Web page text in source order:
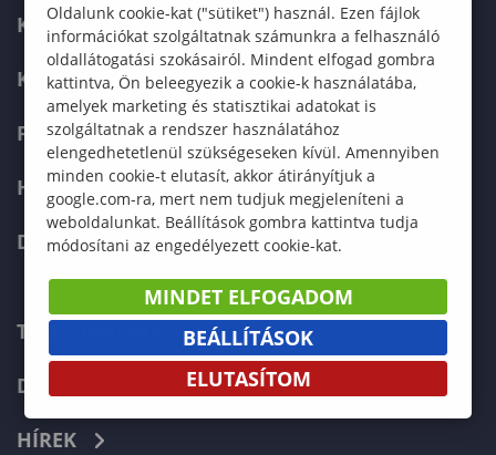
KARUNK
KÉPZÉSEK
FELVÉTELIZŐKNEK
HALLGATÓKNAK
DOKTORI ISKOLA
TELEFONKÖNYV
DOKUMENTUMOK
HÍREK
Oldalunk cookie-kat ("sütiket") használ. Ezen fájlok
információkat szolgáltatnak számunkra a felhasználó
oldallátogatási szokásairól. Mindent elfogad gombra
kattintva, Ön beleegyezik a cookie-k használatába,
amelyek marketing és statisztikai adatokat is
szolgáltatnak a rendszer használatához
elengedhetetlenül szükségeseken kívül. Amennyiben
minden cookie-t elutasít, akkor átirányítjuk a
google.com-ra, mert nem tudjuk megjeleníteni a
weboldalunkat. Beállítások gombra kattintva tudja
módosítani az engedélyezett cookie-kat.
MINDET ELFOGADOM
BEÁLLÍTÁSOK
ELUTASÍTOM